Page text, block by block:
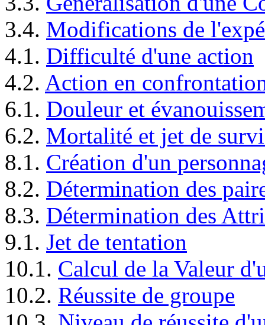
3.4. Modifications de
4.1. Difficulté d'une action
4.2. Action en
6.1. Douleur et
6.2. Mortalité et jet de
8.1. Création d'un
8.2. Détermination des
8.3. Détermination des
9.1. Jet de tentation
10.1. Calcul de la Valeur
10.2. Réussite de groupe